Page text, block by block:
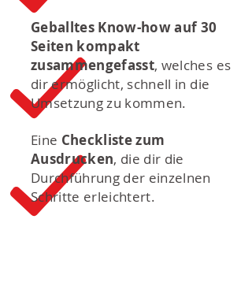
Geballtes Know-how auf 30
Seiten kompakt
zusammengefasst, welches es
dir ermöglicht, schnell in die
Umsetzung zu kommen.
Eine Checkliste zum
Ausdrucken, die dir die
Durchführung der einzelnen
Schritte erleichtert.